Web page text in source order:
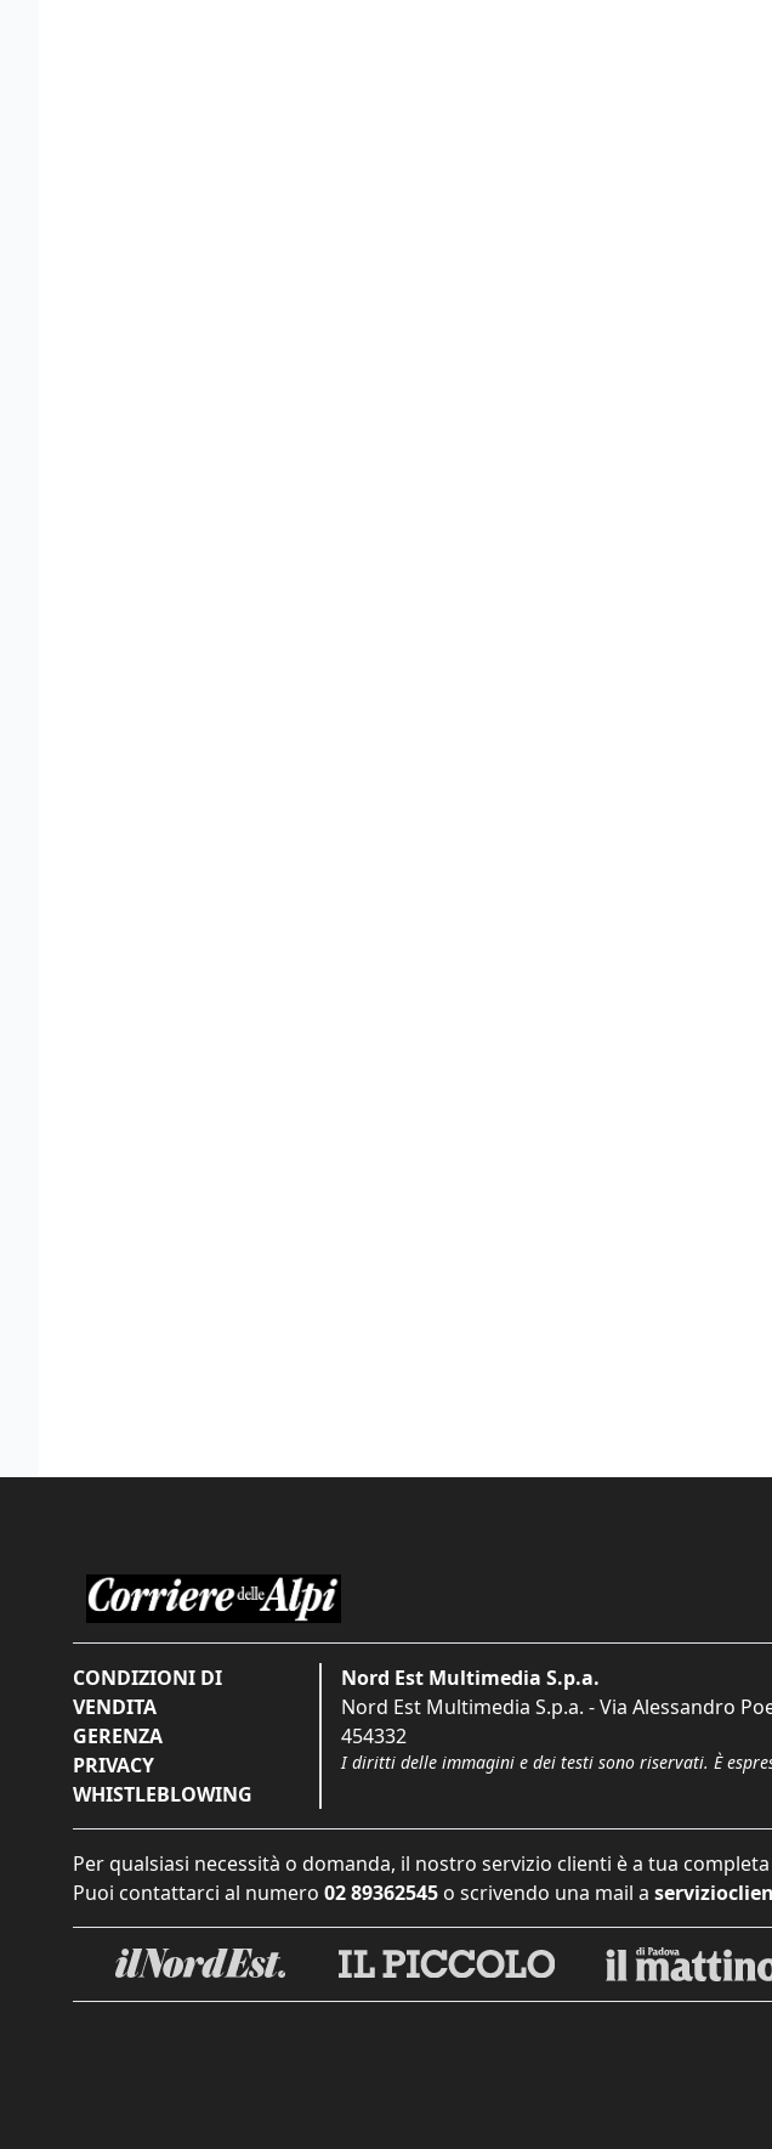
CONDIZIONI DI
VENDITA
GERENZA
PRIVACY
WHISTLEBLOWING
Nord Est Multimedia S.p.a.
Nord Est Multimedia S.p.a. - Via Alessandro
454332
I diritti delle immagini e dei testi sono riservati. È
Per qualsiasi necessità o domanda, il nostro servizio clienti è a tua
Puoi contattarci al numero 02 89362545 o scrivendo una mail a